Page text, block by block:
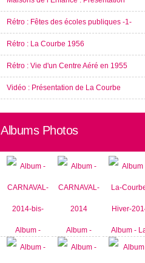
Rétro : Fêtes des écoles publiques -1-
Rétro : La Courbe 1956
Rétro : Vie d'un Centre Aéré en 1955
Vidéo : Présentation de La Courbe
Albums Photos
Album -
CARNAVAL-
Album -
CARNAVAL-
Album -
Courbe-